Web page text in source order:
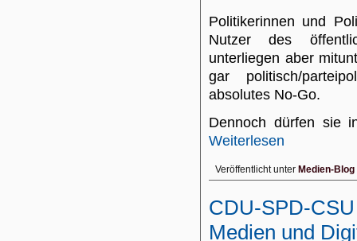
Politikerinnen und
Nutzer des
unterliegen aber
gar politisch/
absolutes No-Go.
Dennoch dürfen sie
Weiterlesen
Veröffentlicht unter Medien-Blog
CDU-SPD-
Medien und